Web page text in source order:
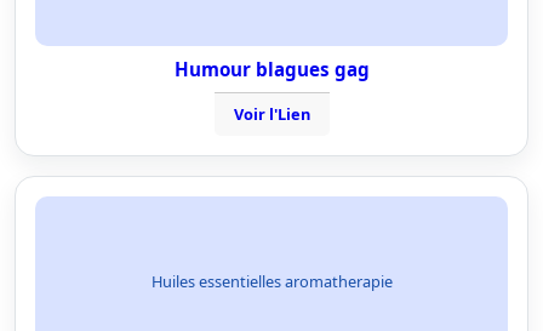
Humour blagues gag
Voir l'Lien
Huiles essentielles aromatherapie